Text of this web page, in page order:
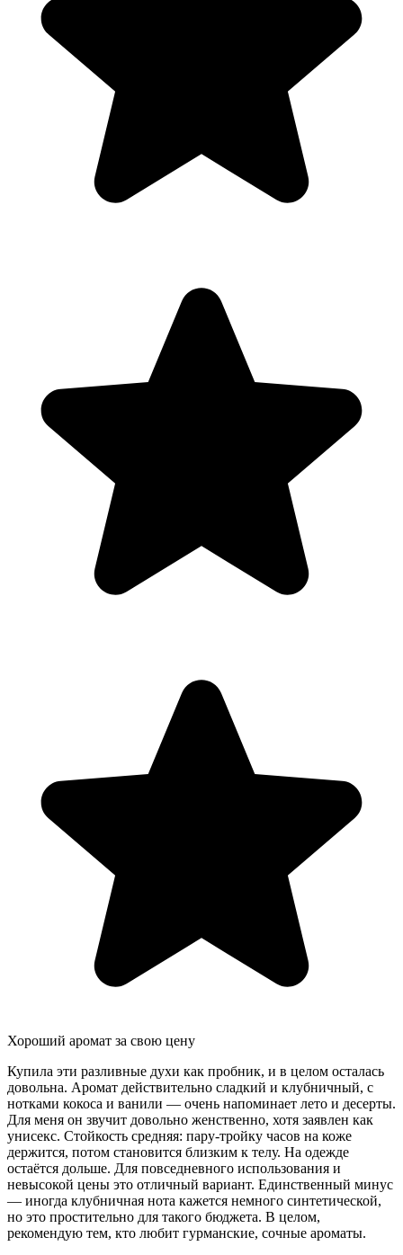
Хороший аромат за свою цену
Купила эти разливные духи как пробник, и в целом осталась
довольна. Аромат действительно сладкий и клубничный, с
нотками кокоса и ванили — очень напоминает лето и десерты.
Для меня он звучит довольно женственно, хотя заявлен как
унисекс. Стойкость средняя: пару-тройку часов на коже
держится, потом становится близким к телу. На одежде
остаётся дольше. Для повседневного использования и
невысокой цены это отличный вариант. Единственный минус
— иногда клубничная нота кажется немного синтетической,
но это простительно для такого бюджета. В целом,
рекомендую тем, кто любит гурманские, сочные ароматы.